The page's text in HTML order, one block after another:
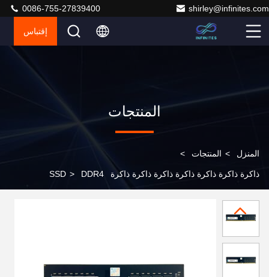
shirley@infinites.com
0086-755-27839400
إقتباس
المنتجات
المنزل > المنتجات >
ذاكرة ذاكرة ذاكرة ذاكرة ذاكرة ذاكرة ذاكرة SSD > DDR4
Gen 4 ذاكرة وحدة ذاكرة Garde